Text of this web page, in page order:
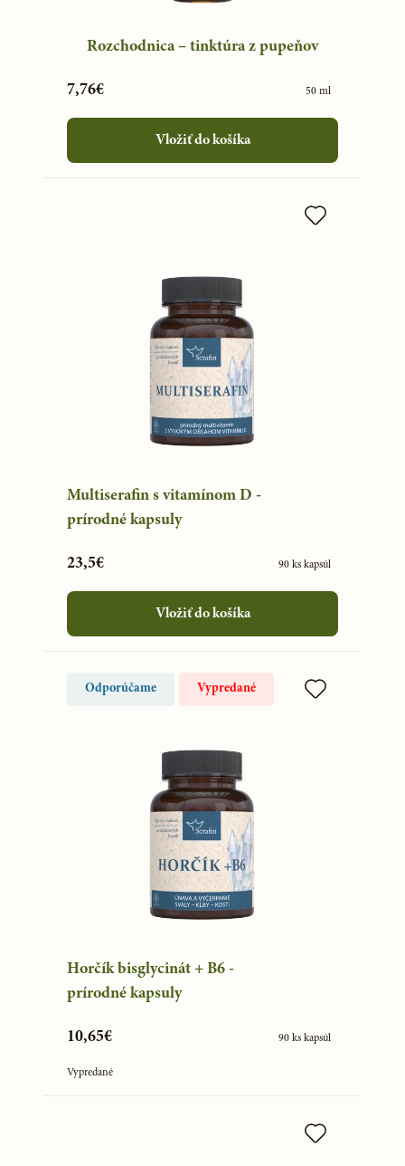
Rozchodnica – tinktúra z pupeňov
7,76€ 50 ml
Vložiť do košíka
Multiserafin s vitamínom D -
prírodné kapsuly
23,5€ 90 ks kapsúl
Vložiť do košíka
Odporúčame Vypredané
Horčík bisglycinát + B6 -
prírodné kapsuly
10,65€ 90 ks kapsúl
Vypredané